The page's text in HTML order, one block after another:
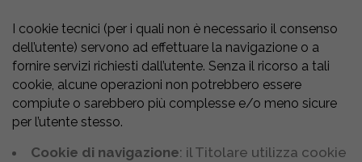
I cookie tecnici (per i quali non è necessario il consenso
dell’utente) servono ad effettuare la navigazione o a
fornire servizi richiesti dall’utente. Senza il ricorso a tali
cookie, alcune operazioni non potrebbero essere
compiute o sarebbero più complesse e/o meno sicure
per l’utente stesso.
Cookie di navigazione: il Titolare utilizza cookie